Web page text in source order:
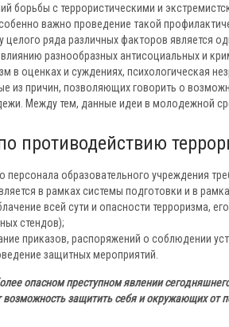
борьбы с террористическими и
важно проведение такой
целого ряда различных факторов является
разнообразных антисоциальных и
оценках и суждениях, психологическая
из причин, позволяющих говорить о
Между тем, данные идеи в молодежной
противодействию
образовательного учреждения
в рамках системы подготовки и в
всей сути и опасности терроризма,
стендов);
приказов, распоряжений о соблюдении
защитных мероприятий.
опасном преступном явлении
возможность защитить себя и окружающих от